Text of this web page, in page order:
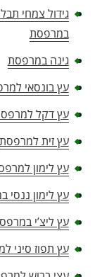
גידול צמחי
במרפסת
גינה במרפסת
עץ בונסאי
עץ דקל
עץ זית למרפסת
עץ לימון
עץ לימון ננסי
עץ ליצ’י
עץ תפוז סיני